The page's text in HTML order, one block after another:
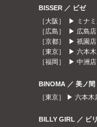
BISSER ／ ビゼ
［大阪］ ▶
ミナ
［広島］ ▶ 広島店
［京都］ ▶ 祇園店
［東京］ ▶ 六本
［福岡］ ▶ 中洲店
BINOMA ／ 美ノ間
［東京］ ▶ 六本木
BILLY GIRL ／ ビ